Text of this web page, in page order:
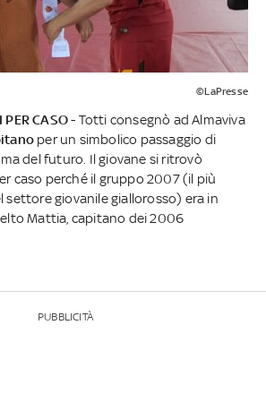
©LaPresse
CASO- Totti consegnò ad Almaviva
per un simbolico passaggio di
del futuro. Il giovane si ritrovò
caso perché il gruppo 2007 (il più
settore giovanile giallorosso) era in
Mattia, capitano dei 2006
PUBBLICITÀ